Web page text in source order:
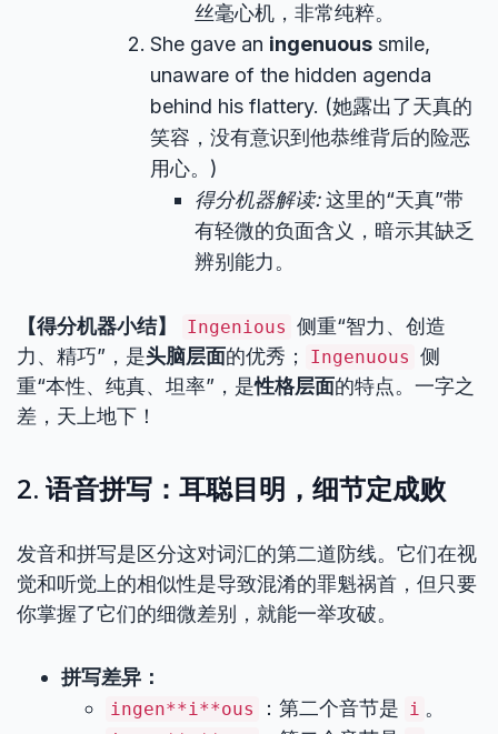
丝毫心机，非常纯粹。
She gave an ingenuous smile,
unaware of the hidden agenda
behind his flattery. (她露出了天真的
笑容，没有意识到他恭维背后的险恶
用心。)
得分机器解读:这里的“天真”带
有轻微的负面含义，暗示其缺乏
辨别能力。
【得分机器小结】 Ingenious 侧重“智力、创造
力、精巧”，是头脑层面的优秀； Ingenuous 侧
重“本性、纯真、坦率”，是性格层面的特点。一字之
差，天上地下！
2. 语音拼写：耳聪目明，细节定成败
发音和拼写是区分这对词汇的第二道防线。它们在视
觉和听觉上的相似性是导致混淆的罪魁祸首，但只要
你掌握了它们的细微差别，就能一举攻破。
拼写差异：
ingen**i**ous ：第二个音节是 i 。